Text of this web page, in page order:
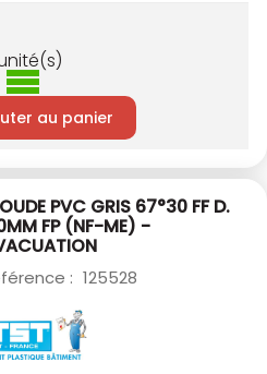
au panier
PVC GRIS 67°30 FF D.
FP (NF-ME) -
: 125528